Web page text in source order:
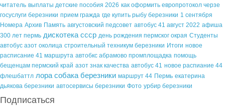
читатель выплаты детские пособия 2026 как оформить европротокол черзе
госуслуги березники прием гражда где купить рыбу березники 1 сентября
Номера Архив Память августовский педсовет автобус 41 август 2022 афиша
300 лет пермь дискотека ссср день рождения пермског окрая Студенты
автобус азот околица строительный техникум березники Итоги новое
расписание 41 маршрута автобкс абрамово промплощадка помощь
бещенцам пермский край азот знак качества автобус 41 новое распиание 44
флешбаттл лора собака березники маршрут 44 Пермь екатерина
дьякова березники автосервисы березники Фото урбир березники
Подписаться